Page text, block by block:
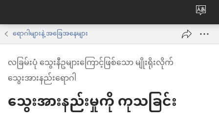
ဝ
က်
ရောဂါများနဲ့ အခြေအနေများ
လခြမ်းပုံ သွေးနီဥများကြောင့်ဖြစ်သော မျိုးရိုးလိုက်
သွေးအားနည်းရောဂါ
သွေးအားနည်းမှုကို ကုသခြင်း